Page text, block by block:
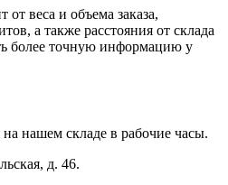
от веса и объема заказа,
а также расстояния от склада
более точную информацию у
нашем складе в рабочие часы.
д. 46.